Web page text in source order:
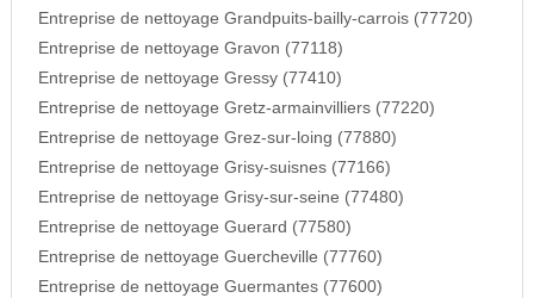
Entreprise de nettoyage Grandpuits-bailly-carrois (77720)
Entreprise de nettoyage Gravon (77118)
Entreprise de nettoyage Gressy (77410)
Entreprise de nettoyage Gretz-armainvilliers (77220)
Entreprise de nettoyage Grez-sur-loing (77880)
Entreprise de nettoyage Grisy-suisnes (77166)
Entreprise de nettoyage Grisy-sur-seine (77480)
Entreprise de nettoyage Guerard (77580)
Entreprise de nettoyage Guercheville (77760)
Entreprise de nettoyage Guermantes (77600)